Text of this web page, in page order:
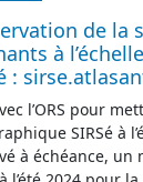
de la
à l’échelle
:
l’ORS pour
SIRSé à
à échéance, un